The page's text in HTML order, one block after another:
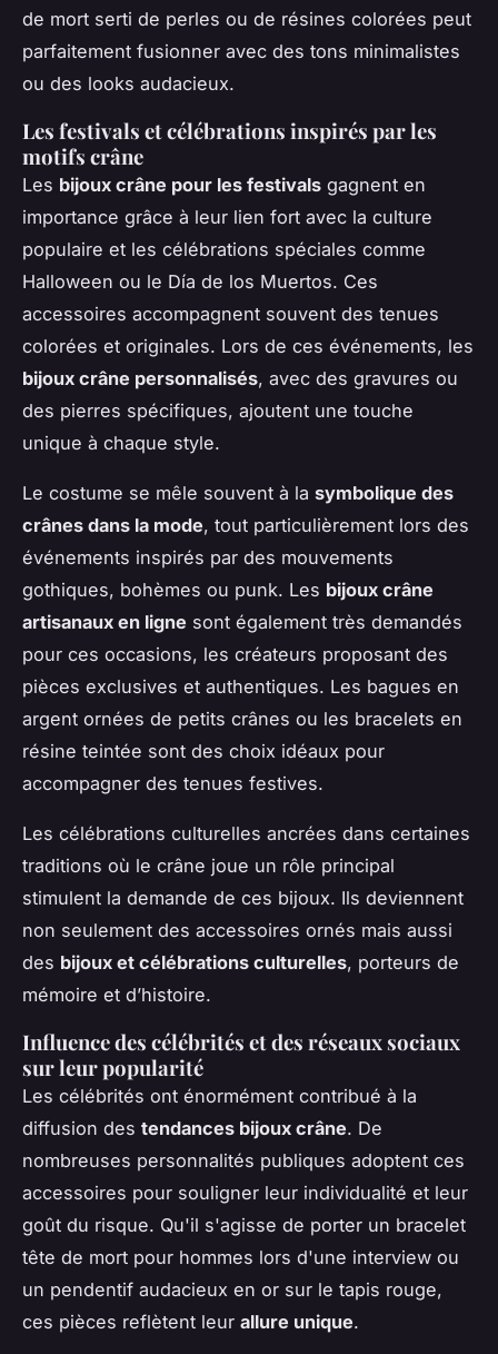
de mort serti de perles ou de résines colorées peut
parfaitement fusionner avec des tons minimalistes
ou des looks audacieux.
Les festivals et célébrations inspirés par les
motifs crâne
Les bijoux crâne pour les festivals gagnent en
importance grâce à leur lien fort avec la culture
populaire et les célébrations spéciales comme
Halloween ou le Día de los Muertos. Ces
accessoires accompagnent souvent des tenues
colorées et originales. Lors de ces événements, les
bijoux crâne personnalisés, avec des gravures ou
des pierres spécifiques, ajoutent une touche
unique à chaque style.
Le costume se mêle souvent à la symbolique des
crânes dans la mode, tout particulièrement lors des
événements inspirés par des mouvements
gothiques, bohèmes ou punk. Les bijoux crâne
artisanaux en ligne sont également très demandés
pour ces occasions, les créateurs proposant des
pièces exclusives et authentiques. Les bagues en
argent ornées de petits crânes ou les bracelets en
résine teintée sont des choix idéaux pour
accompagner des tenues festives.
Les célébrations culturelles ancrées dans certaines
traditions où le crâne joue un rôle principal
stimulent la demande de ces bijoux. Ils deviennent
non seulement des accessoires ornés mais aussi
des bijoux et célébrations culturelles, porteurs de
mémoire et d’histoire.
Influence des célébrités et des réseaux sociaux
sur leur popularité
Les célébrités ont énormément contribué à la
diffusion des tendances bijoux crâne. De
nombreuses personnalités publiques adoptent ces
accessoires pour souligner leur individualité et leur
goût du risque. Qu'il s'agisse de porter un bracelet
tête de mort pour hommes lors d'une interview ou
un pendentif audacieux en or sur le tapis rouge,
ces pièces reflètent leur allure unique.